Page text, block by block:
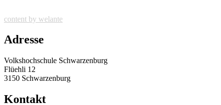
content by welante
Adresse
Volkshochschule Schwarzenburg
Flüehli 12
3150 Schwarzenburg
Kontakt